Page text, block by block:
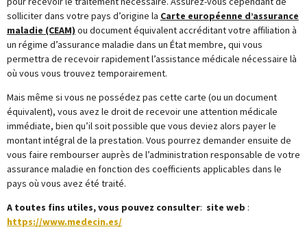
solliciter dans votre pays d’origine la Carte européenne d’assurance
maladie (CEAM) ou document équivalent accréditant votre affiliation à
un régime d’assurance maladie dans un État membre, qui vous
permettra de recevoir rapidement l’assistance médicale nécessaire là
où vous vous trouvez temporairement.
Mais même si vous ne possédez pas cette carte (ou un document
équivalent), vous avez le droit de recevoir une attention médicale
immédiate, bien qu’il soit possible que vous deviez alors payer le
montant intégral de la prestation. Vous pourrez demander ensuite de
vous faire rembourser auprès de l’administration responsable de votre
assurance maladie en fonction des coefficients applicables dans le
pays où vous avez été traité.
A toutes fins utiles, vous pouvez consulter: site web :
https://www.medecin.es/